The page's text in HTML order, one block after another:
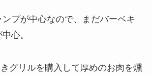
プが中心なので、まだバーベキ
心。
グリルを購入して厚めのお肉を燻